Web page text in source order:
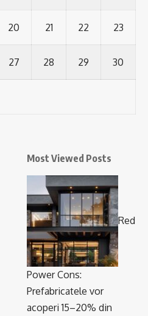
20 21 22 23
27 28 29 30
Most Viewed Posts
Red
Power Cons:
Prefabricatele vor
acoperi 15–20% din